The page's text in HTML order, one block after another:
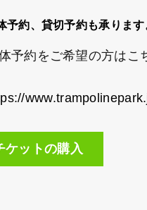
約、貸切予約も承ります
予約をご希望の方はこ
ケットの購入